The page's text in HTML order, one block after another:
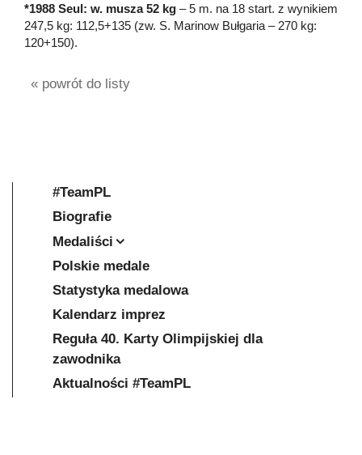
*1988 Seul: w. musza 52 kg – 5 m. na 18 start. z wynikiem
247,5 kg: 112,5+135 (zw. S. Marinow Bułgaria – 270 kg:
120+150).
« powrót do listy
#TeamPL
Biografie
Medaliści
Polskie medale
Statystyka medalowa
Kalendarz imprez
Reguła 40. Karty Olimpijskiej dla
zawodnika
Aktualności #TeamPL